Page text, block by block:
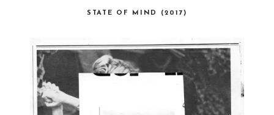
STATE OF MIND (2017)